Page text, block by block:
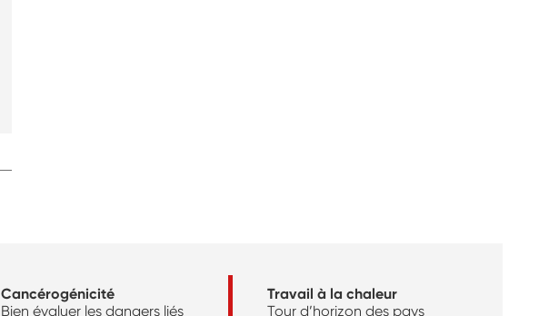
Cancérogénicité
Bien évaluer les dangers liés
Travail à la chaleur
Tour d’horizon des pays